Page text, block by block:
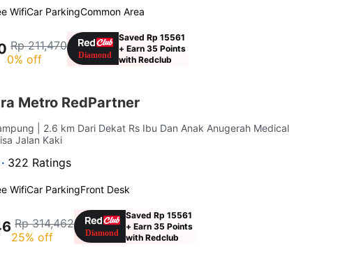
WifiCar ParkingCommon Area
Rp 211,470
0% off
Saved Rp 15561
+ Earn 35 Points
with Redclub
Metro RedPartner
| 2.6 km Dari Dekat Rs Ibu Dan Anak Anugerah Medical
Jalan Kaki
322 Ratings
WifiCar ParkingFront Desk
Rp 314,462
25% off
Saved Rp 15561
+ Earn 35 Points
with Redclub